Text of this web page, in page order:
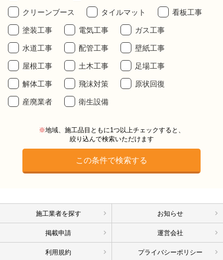
クリーンブース タイルマット 看板工事
塗装工事 電気工事 ガス工事
水道工事 配管工事 壁紙工事
屋根工事 土木工事 足場工事
解体工事 飛沫対策 原状回復
産廃業者 衛生設備
※地域、施工品目ともに1つ以上チェックすると、
絞り込んで検索いただけます
施工業者を探す お知らせ
掲載申請 運営会社
利用規約 プライバシーポリシー